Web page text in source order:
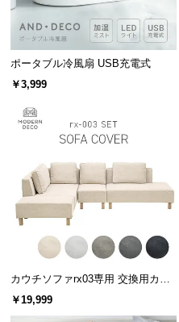
ポータブル冷風扇 USB充電式
￥3,999
カウチソファrx03専用 交換用カバ
ー
￥19,999